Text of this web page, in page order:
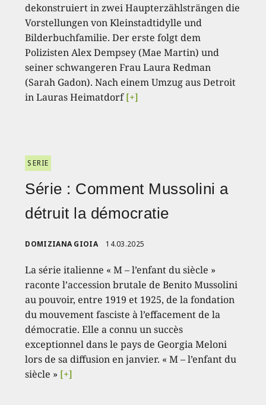
dekonstruiert in zwei Haupterzählsträngen die
Vorstellungen von Kleinstadtidylle und
Bilderbuchfamilie. Der erste folgt dem
Polizisten Alex Dempsey (Mae Martin) und
seiner schwangeren Frau Laura Redman
(Sarah Gadon). Nach einem Umzug aus Detroit
in Lauras Heimatdorf[+]
SERIE
Série : Comment Mussolini a
détruit la démocratie
DOMIZIANA GIOIA 14.03.2025
La série italienne « M – l’enfant du siècle »
raconte l’accession brutale de Benito Mussolini
au pouvoir, entre 1919 et 1925, de la fondation
du mouvement fasciste à l’effacement de la
démocratie. Elle a connu un succès
exceptionnel dans le pays de Georgia Meloni
lors de sa diffusion en janvier. « M – l’enfant du
siècle » [+]